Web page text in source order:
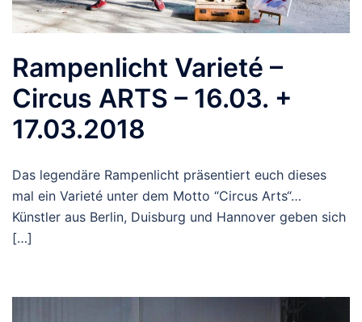
Rampenlicht Varieté –
Circus ARTS – 16.03. +
17.03.2018
Das legendäre Rampenlicht präsentiert euch dieses
mal ein Varieté unter dem Motto “Circus Arts“…
Künstler aus Berlin, Duisburg und Hannover geben sich
[…]